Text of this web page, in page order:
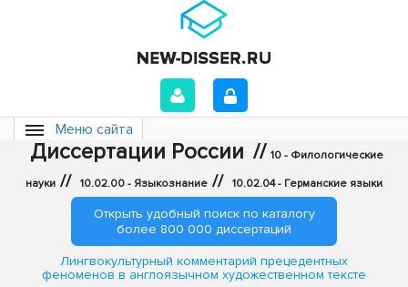
Меню сайта
Диссертации России // 10 - Филологические
науки // 10.02.00 - Языкознание // 10.02.04 - Германские языки
Открыть удобный поиск по каталогу
более 800 000 диссертаций
Лингвокультурный комментарий прецедентных
феноменов в англоязычном художественном тексте